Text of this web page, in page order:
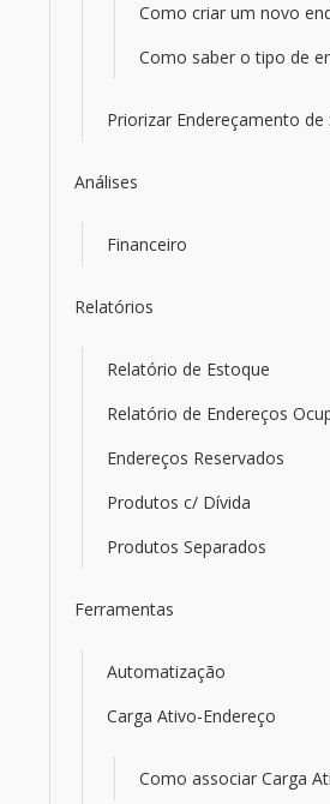
Como criar um novo
Como saber o tipo de
Priorizar Endereçamento de
Análises
Financeiro
Relatórios
Relatório de Estoque
Relatório de Endereços
Endereços Reservados
Produtos c/ Dívida
Produtos Separados
Ferramentas
Automatização
Carga Ativo-Endereço
Como associar Carga